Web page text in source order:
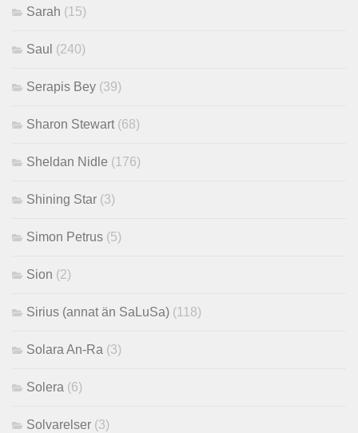
Sarah (15)
Saul (240)
Serapis Bey (39)
Sharon Stewart(68)
Sheldan Nidle (176)
Shining Star (3)
Simon Petrus (5)
Sion (2)
Sirius (annat än SaLuSa) (118)
Solara An-Ra (3)
Solera (6)
Solvarelser (3)